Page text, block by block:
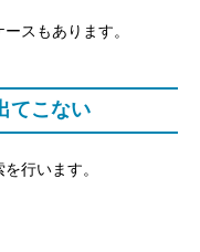
スもあります。
てこない
行います。